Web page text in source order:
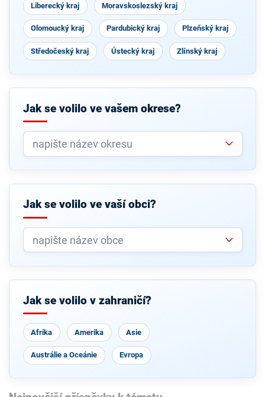
Liberecký kraj Moravskoslezský kraj
Olomoucký kraj Pardubický kraj Plzeňský kraj
Středočeský kraj Ústecký kraj Zlínský kraj
Jak se volilo ve vašem okrese?
Jak se volilo ve vaší obci?
Jak se volilo v zahraničí?
Afrika Amerika Asie
Austrálie a Oceánie Evropa